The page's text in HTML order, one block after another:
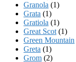
Granola (1)
Grata (1)
Gratiola (1)
Great Scot (1)
Green Mountain
Greta (1)
Grom (2)